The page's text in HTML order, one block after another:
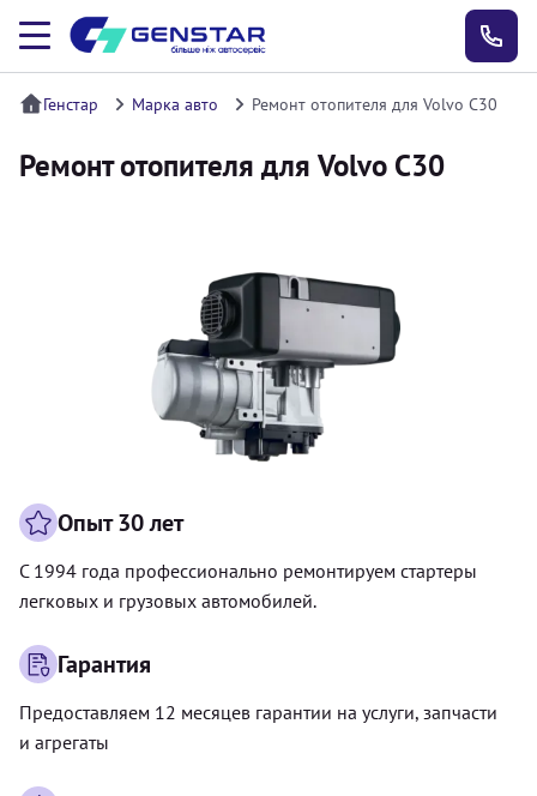
Генстар Марка авто Ремонт отопителя для Volvo C30
Ремонт отопителя для Volvo C30
Опыт 30 лет
С 1994 года профессионально ремонтируем стартеры
легковых и грузовых автомобилей.
Гарантия
Предоставляем 12 месяцев гарантии на услуги, запчасти
и агрегаты